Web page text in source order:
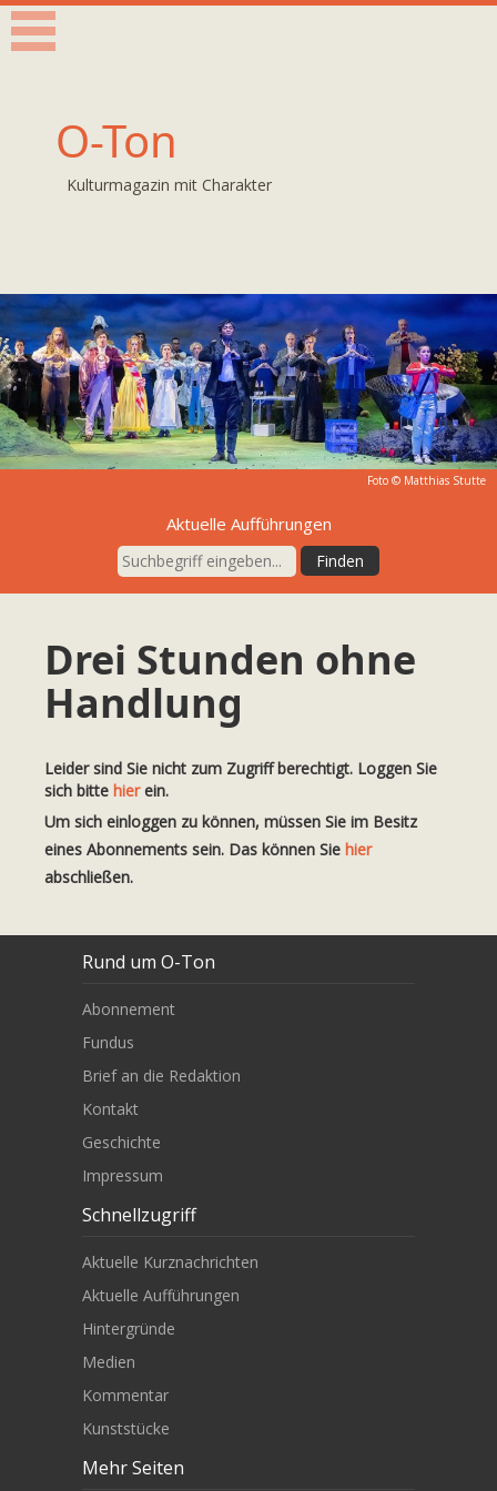
O-Ton
Kulturmagazin mit Charakter
Foto © Matthias Stutte
Aktuelle Aufführungen
Drei Stunden ohne
Handlung
Leider sind Sie nicht zum Zugriff berechtigt. Loggen Sie
sich bitte hierein.
Um sich einloggen zu können, müssen Sie im Besitz
eines Abonnements sein. Das können Sie hier
abschließen.
Rund um O-Ton
Abonnement
Fundus
Brief an die Redaktion
Kontakt
Geschichte
Impressum
Schnellzugriff
Aktuelle Kurznachrichten
Aktuelle Aufführungen
Hintergründe
Medien
Kommentar
Kunststücke
Mehr Seiten